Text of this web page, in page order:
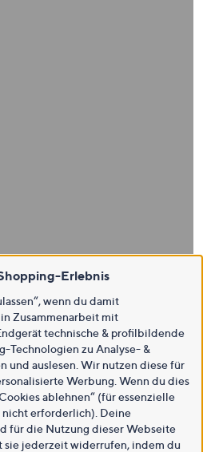
Erlebnis
wenn du damit
Zusammenarbeit mit
technische & profilbildende
Technologien zu Analyse- &
und auslesen. Wir nutzen diese für
Werbung. Wenn du dies
ablehnen“ (für essenzielle
erforderlich). Deine
für die Nutzung dieser Webseite
sie jederzeit widerrufen, indem du